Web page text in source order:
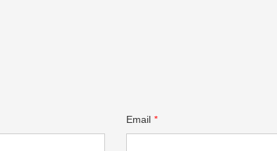
Email *